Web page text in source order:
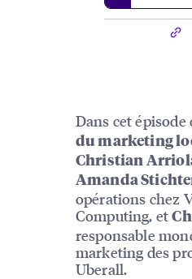
Dans cet épisode
du marketing
Christian
Amanda
opérations chez
Computing, et
responsable
marketing des
Uberall.